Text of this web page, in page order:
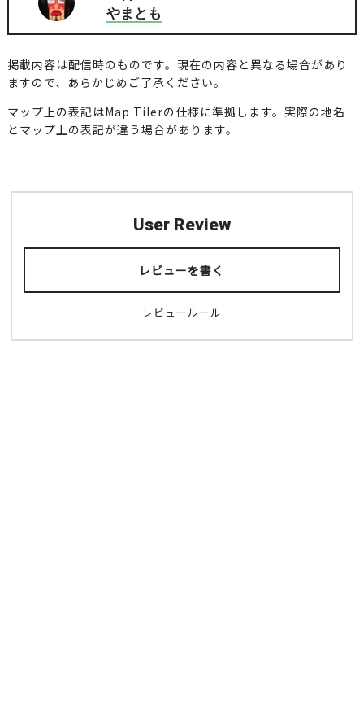
やまとも
掲載内容は配信時のものです。現在の内容と異なる場合があり
ますので、あらかじめご了承ください。
マップ上の表記はMap Tilerの仕様に準拠します。実際の地名
とマップ上の表記が違う場合があります。
User Review
レビューを書く
レビュールール